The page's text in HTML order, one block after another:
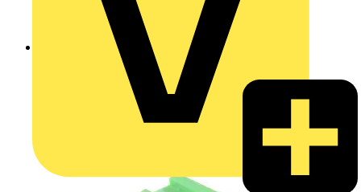
Zurück zu Produkte